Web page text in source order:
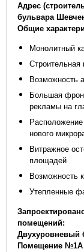
Адрес
бульвара
Общие
Монолитный
Возможность
Большая
рекламы на
нового
Витражное
площадей
Возможность
Утепленные
помещений:
Двухуровневый
Помещение №1А